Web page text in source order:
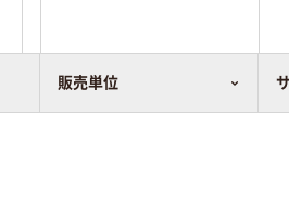
販売単位